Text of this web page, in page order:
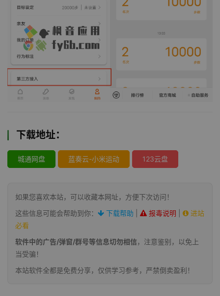
下载地址：
城通网盘 蓝奏云-小米运动 123云盘
如果您喜欢本站，可以收藏本网址，方便下次访问！
这些信息可能会帮助到你：
下载帮助 报毒说明
进站
必看
软件中的广告/弹窗/群号等信息切勿相信，注意鉴别，以免上
当受骗！
本站软件全都是免费分享，仅供学习参考，严禁倒卖盈利！